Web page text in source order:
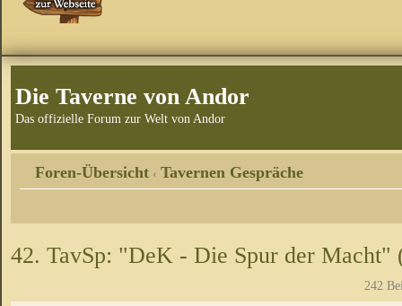
Die Taverne von Andor
Das offizielle Forum zur Welt von Andor
Foren-Übersicht ‹ Tavernen Gespräche
42. TavSp: "DeK - Die Spur der Macht"
242